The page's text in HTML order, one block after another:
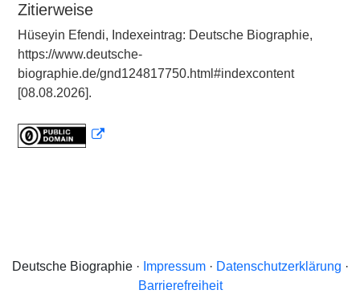
Zitierweise
Hüseyin Efendi, Indexeintrag: Deutsche Biographie,
https://www.deutsche-
biographie.de/gnd124817750.html#indexcontent
[08.08.2026].
Deutsche Biographie · Impressum· Datenschutzerklärung ·
Barrierefreiheit